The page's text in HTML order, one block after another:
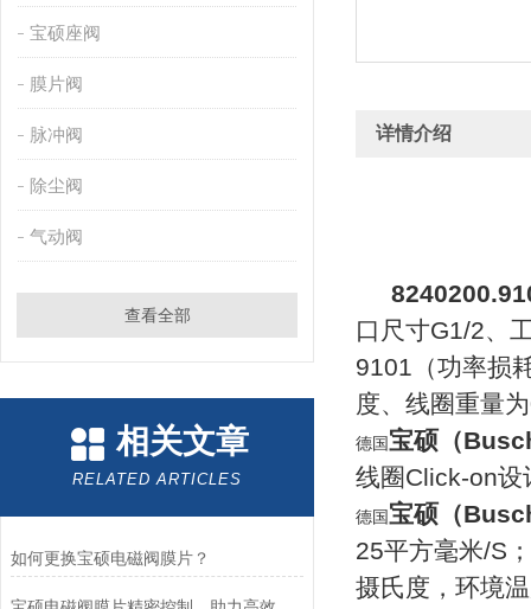
宝硕座阀
膜片阀
脉冲阀
除尘阀
气动阀
查看全部
相关文章
RELATED ARTICLES
如何更换宝硕电磁阀膜片？
详情介绍
口尺寸G1/2、
9101（功率损
度、线圈重量
德国宝硕（
线圈Click-on设
德国宝硕（
25平方毫米/S
摄氏度，环境